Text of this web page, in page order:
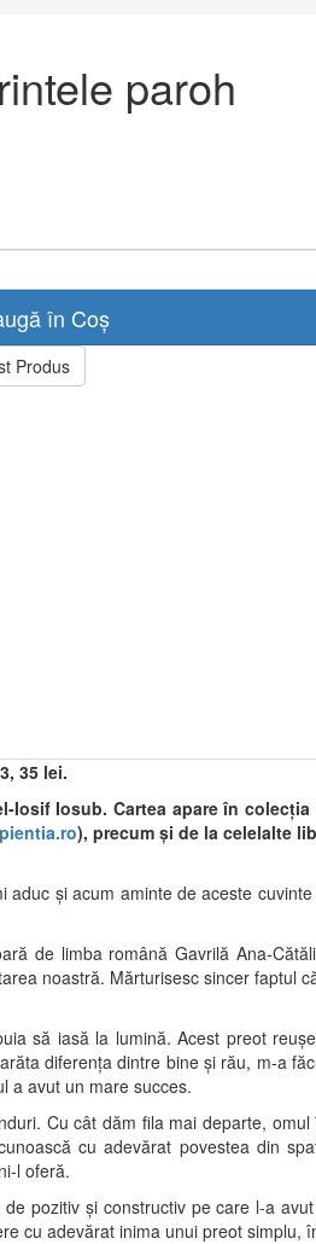
paroh
în Coș
Produs
35 lei.
Iosif Iosub. Cartea apare în
), precum şi de la celelalte
şi acum aminte de aceste
de limba română Gavrilă Ana-
noastră. Mărturisesc sincer faptul
să iasă la lumină. Acest preot
diferenţa dintre bine şi rău, m-a
a avut un mare succes.
Cu cât dăm fila mai departe,
cu adevărat povestea din
l oferă.
pozitiv şi constructiv pe care l-a
cu adevărat inima unui preot simplu,